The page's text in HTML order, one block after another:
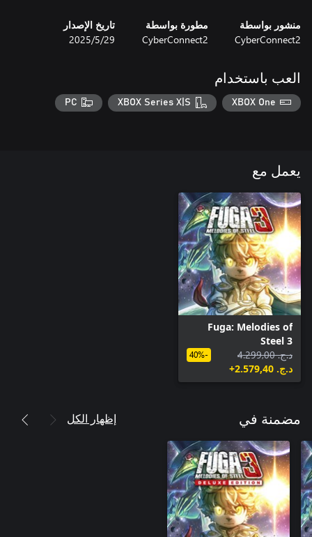
Digital Art Book & Digital Soundtrack by accessing the download
page (https://dli.cc2.co.jp/fuga3/) from the official website.
منشور بواسطة
CyberConnect2
مطورة بواسطة
CyberConnect2
تاريخ الإصدار
29‏/5‏/2025
العب باستخدام
XBOX One
XBOX Series X|S
PC
يعمل مع
Fuga: Melodies of
Steel 3
د.ج.‏ 4.299,00
د.ج.‏ 2.579,40+
-40%
مضمنة في إظهار الكل